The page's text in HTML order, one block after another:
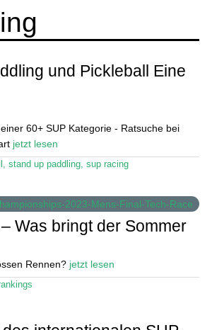
und Pickleball Eine
60+ SUP Kategorie - Ratsuche bei
jetzt lesen
stand up paddling, sup racing
Was bringt der Sommer
Rennen? jetzt lesen